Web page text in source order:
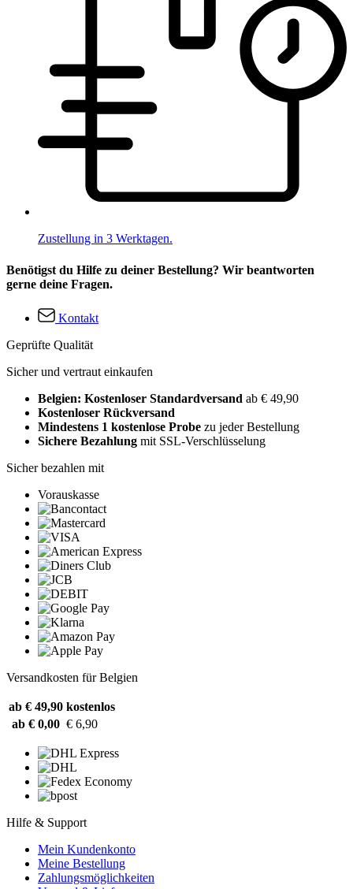
Zustellung in 3 Werktagen.
Benötigst du Hilfe zu deiner Bestellung? Wir beantworten
gerne deine Fragen.
Kontakt
Geprüfte Qualität
Sicher und vertraut einkaufen
Belgien: Kostenloser Standardversand ab € 49,90
Kostenloser Rückversand
Mindestens 1 kostenlose Probe zu jeder Bestellung
Sichere Bezahlung mit SSL-Verschlüsselung
Sicher bezahlen mit
Vorauskasse
Versandkosten für Belgien
ab € 49,90 kostenlos
ab € 0,00 € 6,90
Hilfe & Support
Mein Kundenkonto
Meine Bestellung
Zahlungsmöglichkeiten